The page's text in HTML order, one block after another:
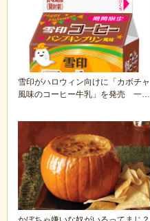
雪印がハロウィン向けに「カボチャ
風味のコーヒー牛乳」を発売 一体